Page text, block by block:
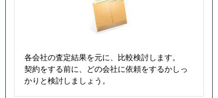
各会社の査定結果を元に、比較検討します。
契約をする前に、どの会社に依頼をするかしっ
かりと検討しましょう。